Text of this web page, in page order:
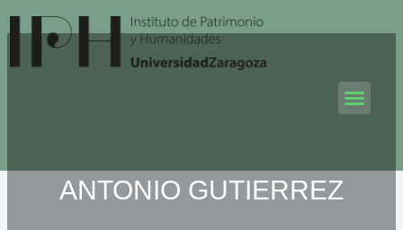
al
contenido
ANTONIO GUTIERREZ